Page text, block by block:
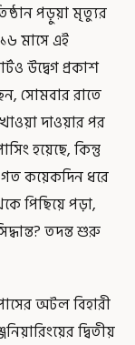
পড়ুয়া মৃত্যুর
মাসে এই
উদ্বেগ প্রকাশ
সোমবার রাতে
দাওয়ার পর
হয়েছে, কিন্তু
গত কয়েকদিন ধরে
পিছিয়ে পড়া,
তদন্ত শুরু
অটল বিহারী
দ্বিতীয়